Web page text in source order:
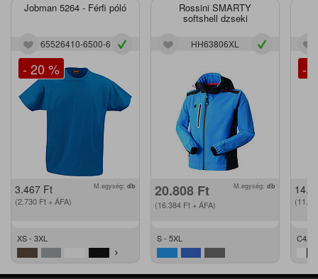
Jobman 5264 - Férfi póló
65526410-6500-6
- 20 %
3.467 Ft
(2.730 Ft + ÁFA)
M.egység: db
XS - 3XL
Rossini SMARTY
softshell dzseki
HH63806XL
20.808 Ft
(16.384 Ft + ÁFA)
M.egység: db
S - 5XL
-
C42 -